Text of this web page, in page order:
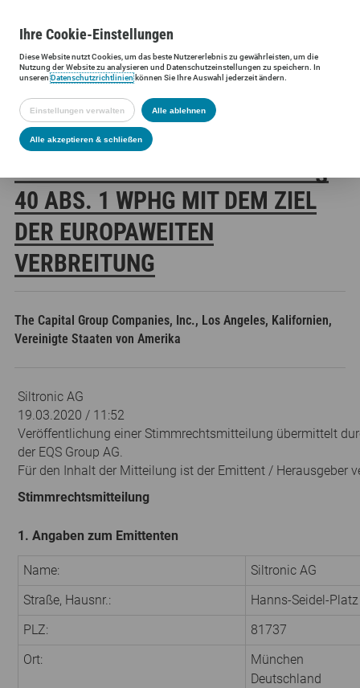
Siltronic AG Investoren Finanzmeldungen
SILTRONIC AG:
0 ABS. 1 WPHG MIT DEM ZIEL D
ER EUROPAWEITEN V
ERBREITUNG
The Capital Group Companies, Inc., Los Angeles, Kalifornien,
Vereinigte Staaten von Amerika
Siltronic AG
19.03.2020 / 11:52
Veröffentlichung einer Stimmrechtsmitteilung übermittelt
der EQS Group AG.
Für den Inhalt der Mitteilung ist der Emittent / Herausgeber
Stimmrechtsmitteilung
1. Angaben zum Emittenten
Name:
Siltronic AG
Straße, Hausnr.:
Hanns-Seidel-
PLZ:
81737
Ort:
München
Deutschland
IhreCookie-Einstellungen
DieseWebsitenutzt Cookies, um das beste Nutzererlebnis zu gewährleisten, um die
Nutzung derWebsitezu analysieren und Datenschutzeinstellungen zu speichern. In
unserenDatenschutzrichtlinienkönnen Sie Ihre Auswahl jederzeit ändern.
Einstellungen verwalten Alle ablehnen
Alle akzeptieren & schließen